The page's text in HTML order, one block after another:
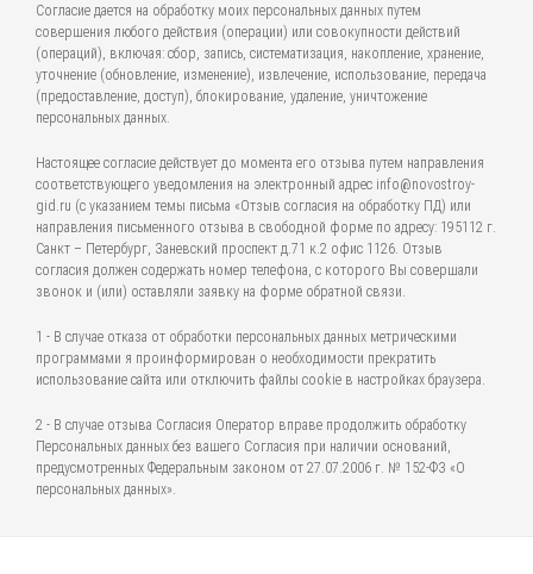
Согласие дается на обработку моих персональных данных путем
совершения любого действия (операции) или совокупности действий
(операций), включая: сбор, запись, систематизация, накопление, хранение,
уточнение (обновление, изменение), извлечение, использование, передача
(предоставление, доступ), блокирование, удаление, уничтожение
персональных данных.
Настоящее согласие действует до момента его отзыва путем направления
соответствующего уведомления на электронный адрес info@novostroy-
gid.ru (с указанием темы письма «Отзыв согласия на обработку ПД) или
направления письменного отзыва в свободной форме по адресу: 195112 г.
Санкт – Петербург, Заневский проспект д.71 к.2 офис 1126. Отзыв
согласия должен содержать номер телефона, с которого Вы совершали
звонок и (или) оставляли заявку на форме обратной связи.
1 - В случае отказа от обработки персональных данных метрическими
программами я проинформирован о необходимости прекратить
использование сайта или отключить файлы cookie в настройках браузера.
2 - В случае отзыва Согласия Оператор вправе продолжить обработку
Персональных данных без вашего Согласия при наличии оснований,
предусмотренных Федеральным законом от 27.07.2006 г. № 152-ФЗ «О
персональных данных».